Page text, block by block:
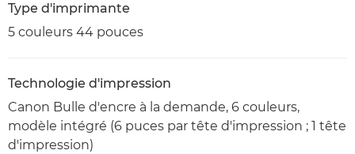
Type d'imprimante
5 couleurs 44 pouces
Technologie d'impression
Canon Bulle d'encre à la demande, 6 couleurs,
modèle intégré (6 puces par tête d'impression ; 1 tête
d'impression)